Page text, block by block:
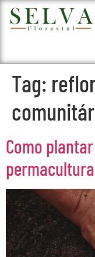
Tag:
Como